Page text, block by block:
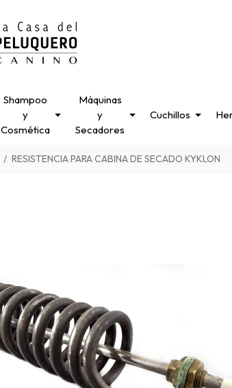
Shampoo
y
Cosmética
Máquinas
y
Secadores
Cuchillos
RESISTENCIA PARA CABINA DE SECADO KYKLON